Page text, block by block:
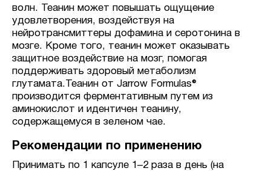
волн. Теанин может повышать ощущение
удовлетворения, воздействуя на
нейротрансмиттеры дофамина и серотонина в
мозге. Кроме того, теанин может оказывать
защитное воздействие на мозг, помогая
поддерживать здоровый метаболизм
глутамата.Теанин от Jarrow Formulas®
производится ферментативным путем из
аминокислот и идентичен теанину,
содержащемуся в зеленом чае.
Рекомендации по применению
Принимать по 1 капсуле 1–2 раза в день (на